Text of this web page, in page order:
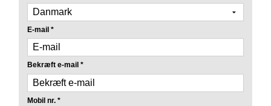
E-mail *
Bekræft e-mail *
Mobil nr. *